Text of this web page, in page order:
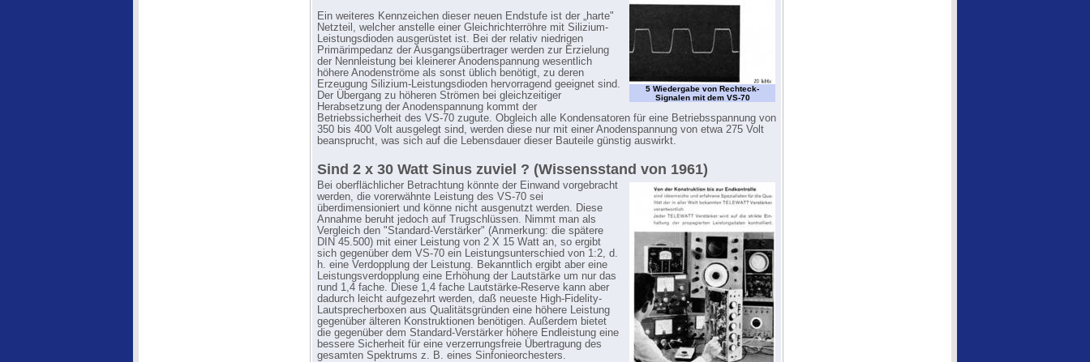
5 Wiedergabe von Rechteck-
Signalen mit dem VS-70
Ein weiteres Kennzeichen dieser neuen Endstufe ist der „harte"
Netzteil, welcher anstelle einer Gleichrichterröhre mit Silizium-
Leistungsdioden ausgerüstet ist. Bei der relativ niedrigen
Primärimpedanz der Ausgangsübertrager werden zur Erzielung
der Nennleistung bei kleinerer Anodenspannung wesentlich
höhere Anodenströme als sonst üblich benötigt, zu deren
Erzeugung Silizium-Leistungsdioden hervorragend geeignet sind.
Der Übergang zu höheren Strömen bei gleichzeitiger
Herabsetzung der Anodenspannung kommt der
Betriebssicherheit des VS-70 zugute. Obgleich alle Kondensatoren für eine Betriebsspannung von
350 bis 400 Volt ausgelegt sind, werden diese nur mit einer Anodenspannung von etwa 275 Volt
beansprucht, was sich auf die Lebensdauer dieser Bauteile günstig auswirkt.
Sind 2 x 30 Watt Sinus zuviel ? (Wissensstand von 1961)
Bei oberflächlicher Betrachtung könnte der Einwand vorgebracht
werden, die vorerwähnte Leistung des VS-70 sei
überdimensioniert und könne nicht ausgenutzt werden. Diese
Annahme beruht jedoch auf Trugschlüssen. Nimmt man als
Vergleich den "Standard-Verstärker" (Anmerkung: die spätere
DIN 45.500) mit einer Leistung von 2 X 15 Watt an, so ergibt
sich gegenüber dem VS-70 ein Leistungsunterschied von 1:2, d.
h. eine Verdopplung der Leistung. Bekanntlich ergibt aber eine
Leistungsverdopplung eine Erhöhung der Lautstärke um nur das
rund 1,4 fache. Diese 1,4 fache Lautstärke-Reserve kann aber
dadurch leicht aufgezehrt werden, daß neueste High-Fidelity-
Lautsprecherboxen aus Qualitätsgründen eine höhere Leistung
gegenüber älteren Konstruktionen benötigen. Außerdem bietet
die gegenüber dem Standard-Verstärker höhere Endleistung eine
bessere Sicherheit für eine verzerrungsfreie Übertragung des
gesamten Spektrums z. B. eines Sinfonieorchesters.